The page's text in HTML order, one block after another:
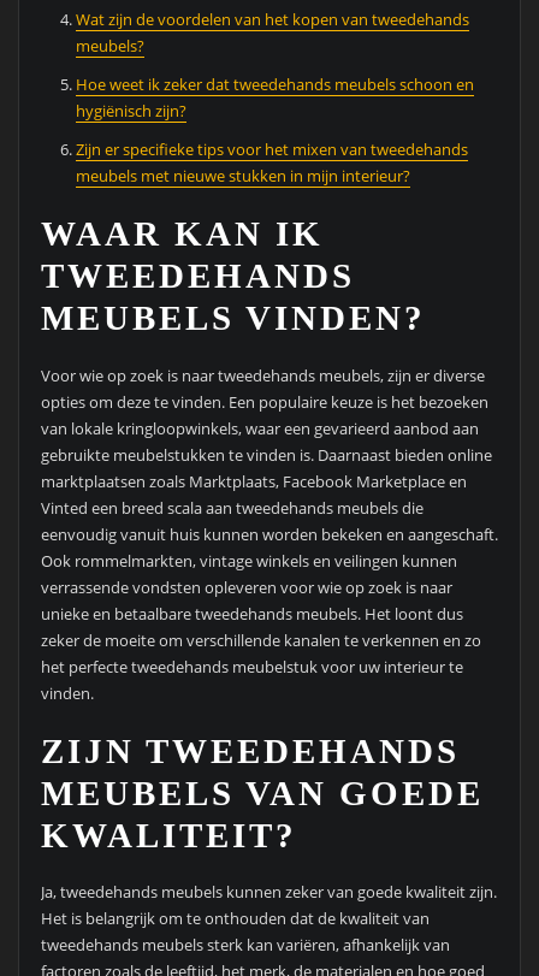
Wat zijn de voordelen van het kopen van tweedehands
meubels?
Hoe weet ik zeker dat tweedehands meubels schoon en
hygiënisch zijn?
Zijn er specifieke tips voor het mixen van tweedehands
meubels met nieuwe stukken in mijn interieur?
WAAR KAN IK
TWEEDEHANDS
MEUBELS VINDEN?
Voor wie op zoek is naar tweedehands meubels, zijn er diverse
opties om deze te vinden. Een populaire keuze is het bezoeken
van lokale kringloopwinkels, waar een gevarieerd aanbod aan
gebruikte meubelstukken te vinden is. Daarnaast bieden online
marktplaatsen zoals Marktplaats, Facebook Marketplace en
Vinted een breed scala aan tweedehands meubels die
eenvoudig vanuit huis kunnen worden bekeken en aangeschaft.
Ook rommelmarkten, vintage winkels en veilingen kunnen
verrassende vondsten opleveren voor wie op zoek is naar
unieke en betaalbare tweedehands meubels. Het loont dus
zeker de moeite om verschillende kanalen te verkennen en zo
het perfecte tweedehands meubelstuk voor uw interieur te
vinden.
ZIJN TWEEDEHANDS
MEUBELS VAN GOEDE
KWALITEIT?
Ja, tweedehands meubels kunnen zeker van goede kwaliteit zijn.
Het is belangrijk om te onthouden dat de kwaliteit van
tweedehands meubels sterk kan variëren, afhankelijk van
factoren zoals de leeftijd, het merk, de materialen en hoe goed